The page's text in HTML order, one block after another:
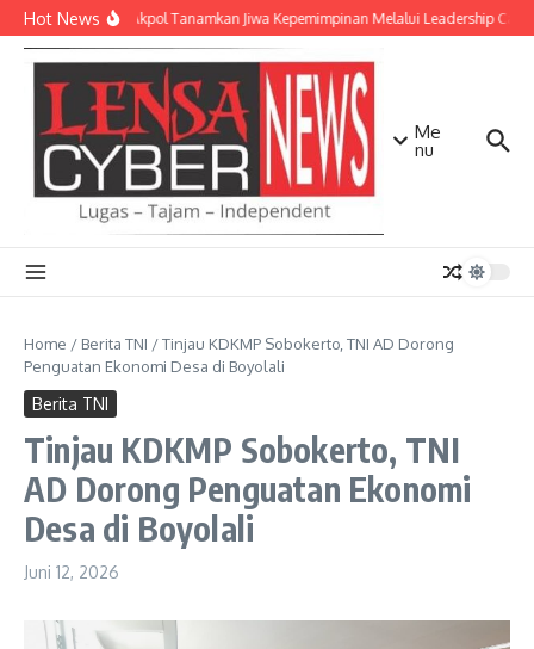
Lewati ke konten
Hot NewsTaruna Akpol Tanamkan Jiwa Kepemimpinan Melalui Leadership
Me
nu
Home / Berita TNI /Tinjau KDKMP Sobokerto, TNI AD Dorong
Penguatan Ekonomi Desa di Boyolali
Berita TNI
Tinjau KDKMP Sobokerto, TNI
AD Dorong Penguatan Ekonomi
Desa di Boyolali
Juni 12, 2026